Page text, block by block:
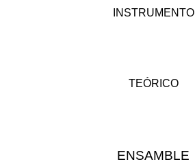
INSTRUMENTO
TEÓRICO
ENSAMBLE